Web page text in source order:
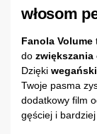
włosom
Fanola Volume
do zwiększania
Dzięki
Twoje pasma
dodatkowy film
gęściej i bardziej